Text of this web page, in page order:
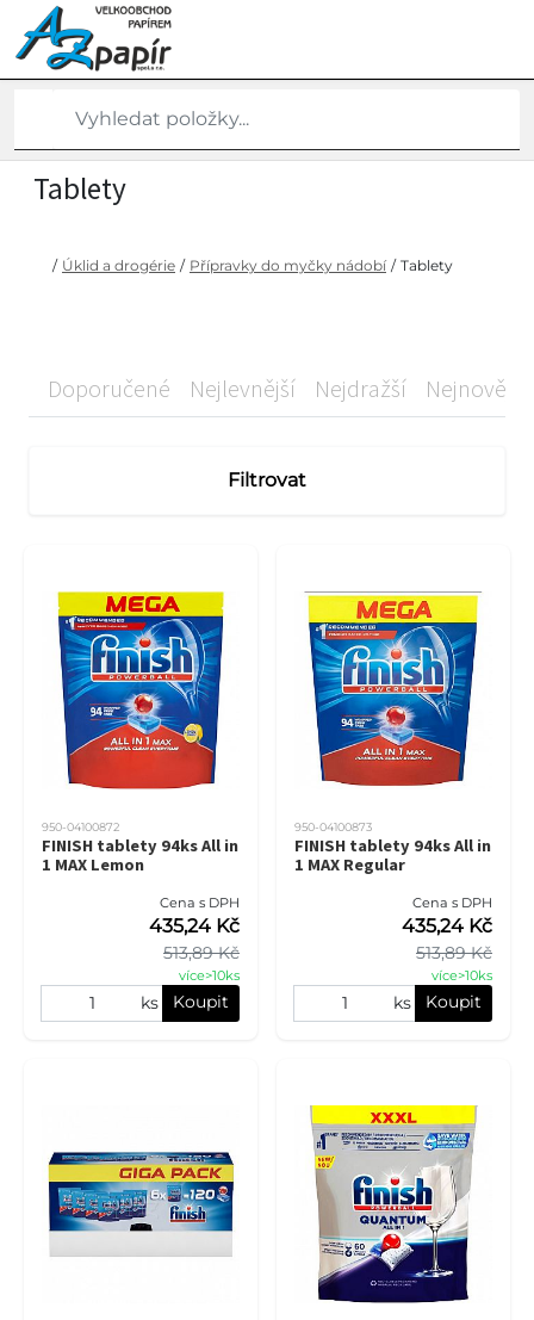
Tablety
/ Úklid a drogérie / Přípravky do myčky nádobí / Tablety
Doporučené Nejlevnější Nejdražší Nejnovější
Filtrovat
950-04100872
FINISH tablety 94ks All in
1 MAX Lemon
Cena s DPH
513,89 Kč
435,24 Kč
více>10ks
ks Koupit
950-04100873
FINISH tablety 94ks All in
1 MAX Regular
Cena s DPH
513,89 Kč
435,24 Kč
více>10ks
ks Koupit